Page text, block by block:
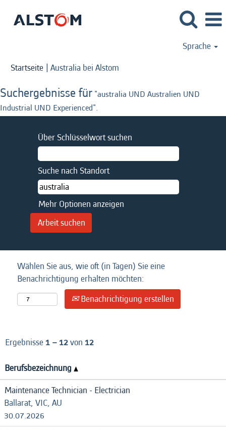
Sprache
Startseite | Australia bei Alstom
Suchergebnisse für "australia UND Australien UND
Industrial UND Experienced".
Über Schlüsselwort suchen
Suche nach Standort
Mehr Optionen anzeigen
Wählen Sie aus, wie oft (in Tagen) Sie eine
Benachrichtigung erhalten möchten:
Benachrichtigung erstellen
Ergebnisse1 – 12von 12
Berufsbezeichnung
Maintenance Technician - Electrician
Ballarat, VIC, AU
30.07.2026